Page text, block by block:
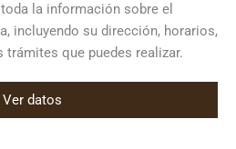
la información sobre el
incluyendo su dirección, horarios,
que puedes realizar.
Ver datos